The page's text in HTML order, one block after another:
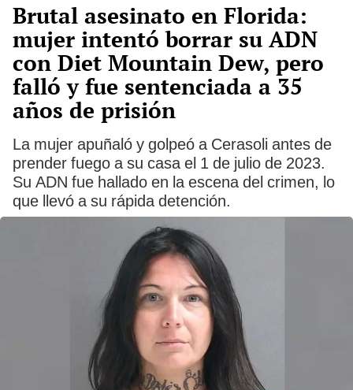
Brutal asesinato en Florida:
mujer intentó borrar su ADN
con Diet Mountain Dew, pero
falló y fue sentenciada a 35
años de prisión
La mujer apuñaló y golpeó a Cerasoli antes de
prender fuego a su casa el 1 de julio de 2023.
Su ADN fue hallado en la escena del crimen, lo
que llevó a su rápida detención.